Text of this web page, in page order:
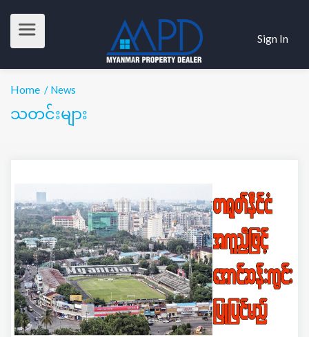
Sign In
Home / News
သတင်းများ